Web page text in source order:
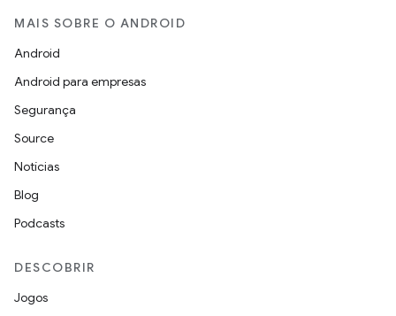
MAIS SOBRE O ANDROID
Android
Android para empresas
Segurança
Source
Notícias
Blog
Podcasts
DESCOBRIR
Jogos